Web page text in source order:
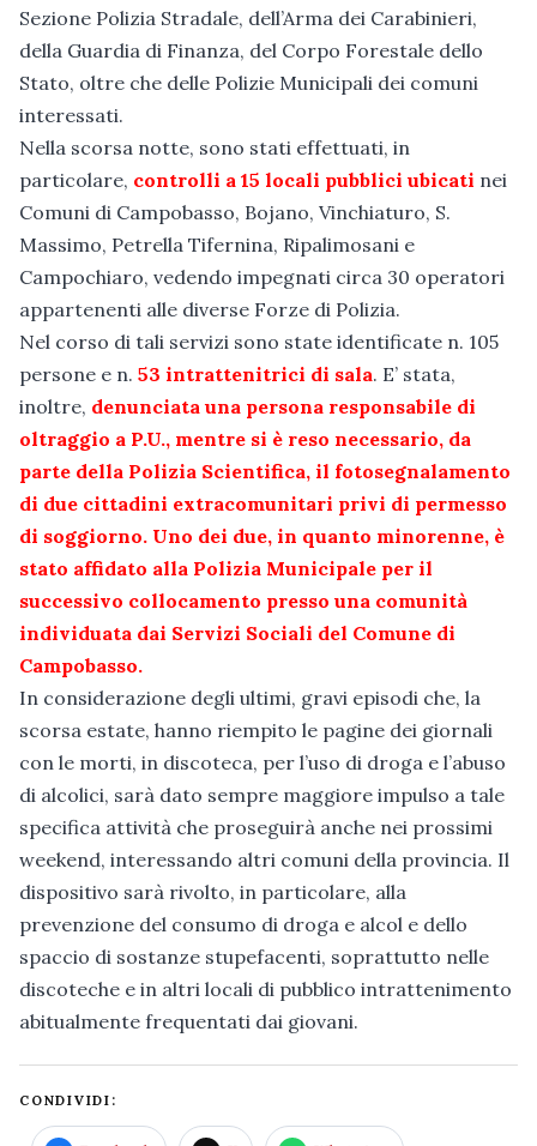
Sezione Polizia Stradale, dell’Arma dei Carabinieri,
della Guardia di Finanza, del Corpo Forestale dello
Stato, oltre che delle Polizie Municipali dei comuni
interessati.
Nella scorsa notte, sono stati effettuati, in
particolare, controlli a 15 locali pubblici ubicati nei
Comuni di Campobasso, Bojano, Vinchiaturo, S.
Massimo, Petrella Tifernina, Ripalimosani e
Campochiaro, vedendo impegnati circa 30 operatori
appartenenti alle diverse Forze di Polizia.
Nel corso di tali servizi sono state identificate n. 105
persone e n. 53 intrattenitrici di sala. E’ stata,
inoltre, denunciata una persona responsabile di
oltraggio a P.U., mentre si è reso necessario, da
parte della Polizia Scientifica, il fotosegnalamento
di due cittadini extracomunitari privi di permesso
di soggiorno. Uno dei due, in quanto minorenne, è
stato affidato alla Polizia Municipale per il
successivo collocamento presso una comunità
individuata dai Servizi Sociali del Comune di
Campobasso.
In considerazione degli ultimi, gravi episodi che, la
scorsa estate, hanno riempito le pagine dei giornali
con le morti, in discoteca, per l’uso di droga e l’abuso
di alcolici, sarà dato sempre maggiore impulso a tale
specifica attività che proseguirà anche nei prossimi
weekend, interessando altri comuni della provincia. Il
dispositivo sarà rivolto, in particolare, alla
prevenzione del consumo di droga e alcol e dello
spaccio di sostanze stupefacenti, soprattutto nelle
discoteche e in altri locali di pubblico intrattenimento
abitualmente frequentati dai giovani.
CONDIVIDI: